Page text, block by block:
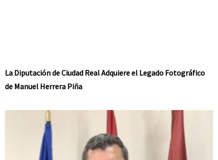
La Diputación de Ciudad Real Adquiere el Legado Fotográfico
de Manuel Herrera Piña